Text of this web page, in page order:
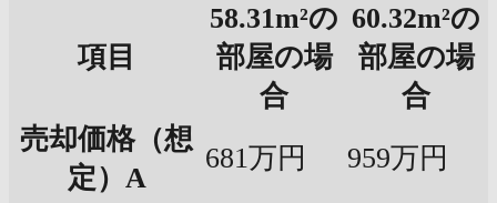
項目
58.31m²の
部屋の場
合
60.32m²の
部屋の場
合
売却価格（想
定）A
681万円
959万円